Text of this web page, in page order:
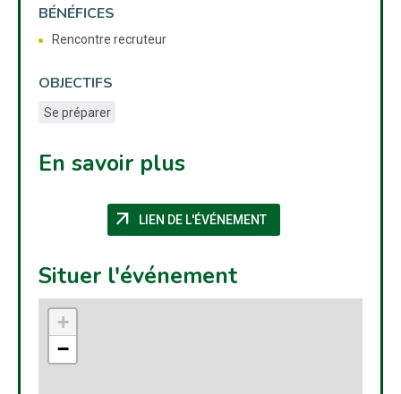
BÉNÉFICES
Rencontre recruteur
OBJECTIFS
Se préparer
En savoir plus
arrow_outward LIEN DE L'ÉVÉNEMENT(NOUVELLE FENÊTRE)
Situer l'événement
+
−